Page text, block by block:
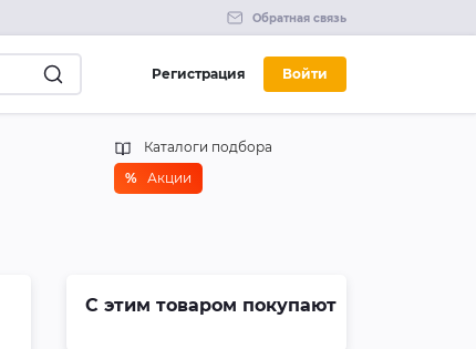
Обратная связь
Регистрация Войти
Каталоги подбора
% Акции
С этим товаром покупают